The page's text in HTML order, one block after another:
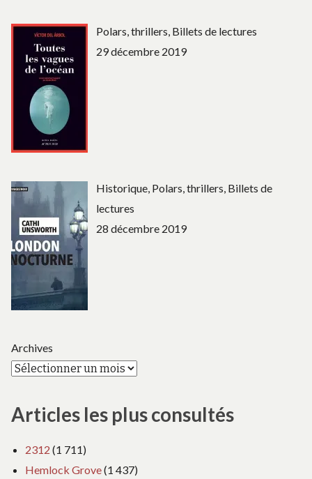
Polars, thrillers, Billets de lectures
29 décembre 2019
Historique, Polars, thrillers, Billets de
lectures
28 décembre 2019
Archives
Articles les plus consultés
2312 (1 711)
Hemlock Grove(1 437)